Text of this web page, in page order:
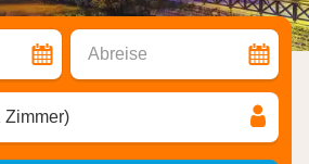
Abreise
Zimmer)